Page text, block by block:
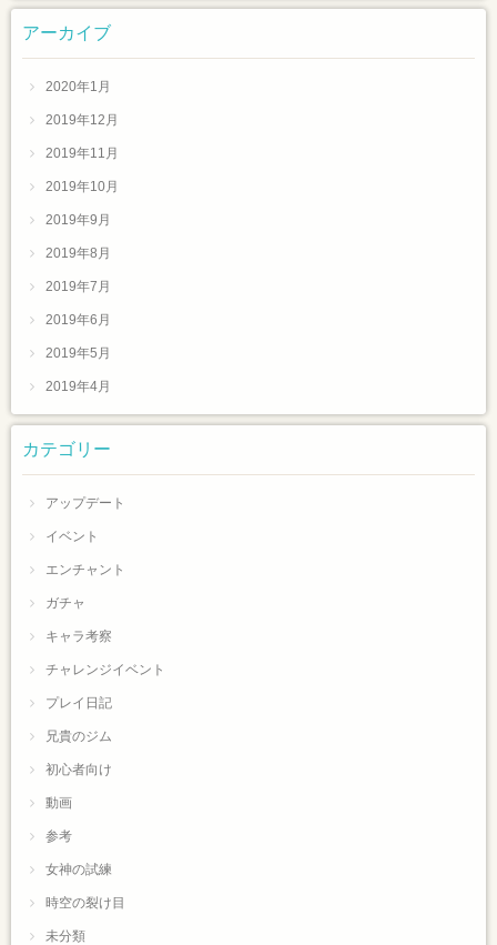
アーカイブ
2020年1月
2019年12月
2019年11月
2019年10月
2019年9月
2019年8月
2019年7月
2019年6月
2019年5月
2019年4月
カテゴリー
アップデート
イベント
エンチャント
ガチャ
キャラ考察
チャレンジイベント
プレイ日記
兄貴のジム
初心者向け
動画
参考
女神の試練
時空の裂け目
未分類